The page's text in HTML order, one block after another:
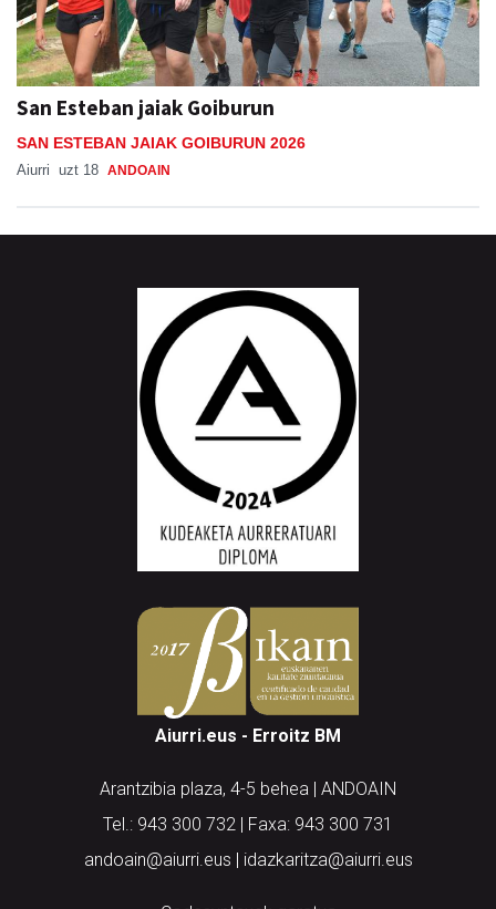
San Esteban jaiak Goiburun
ANDOAIN
Aiurri.eus - Erroitz BM
Arantzibia plaza, 4-5 behea | ANDOAIN
Tel.: 943 300 732 | Faxa: 943 300 731
andoain@aiurri.eus | idazkaritza@aiurri.eus
Codesyntaxek garatua